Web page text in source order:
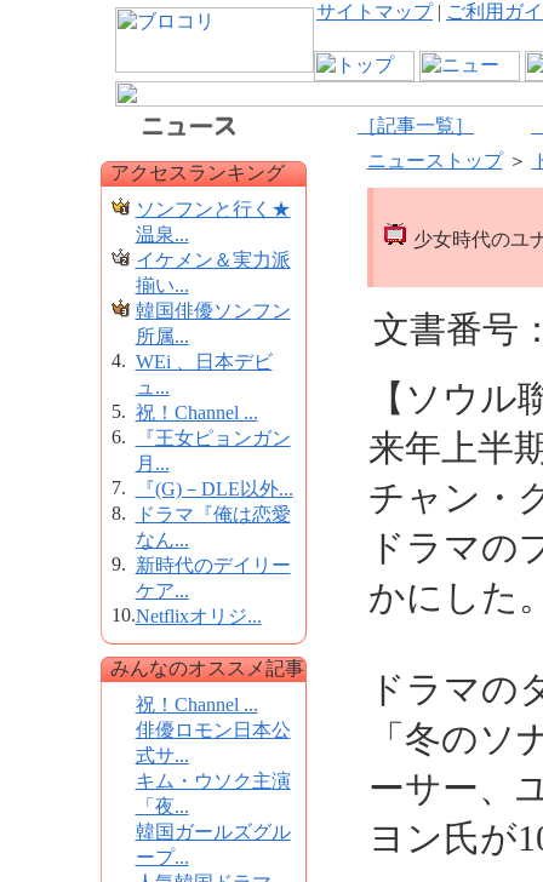
サイトマップ| ご利用ガ
［記事一覧］
アクセスランキング
ソンフンと行く★
温泉...
イケメン＆実力派
揃い...
韓国俳優ソンフン
所属...
4. WEi 、日本デビ
ュ...
5. 祝！Channel ...
6.
『王女ピョンガン
月...
7.
『(G)－DLE以外...
8.
ドラマ『俺は恋愛
なん...
9. 新時代のデイリー
ケア...
10.Netflixオリジ...
みんなのオススメ記事
祝！Channel ...
俳優ロモン日本公
式サ...
キム・ウソク主演
「夜...
韓国ガールズグル
ープ...
ニューストップ＞
少女時代のユ
文書番号
【ソウル
来年上半
チャン・
ドラマの
かにした
ドラマの
「冬の
ーサー、
ヨン氏が